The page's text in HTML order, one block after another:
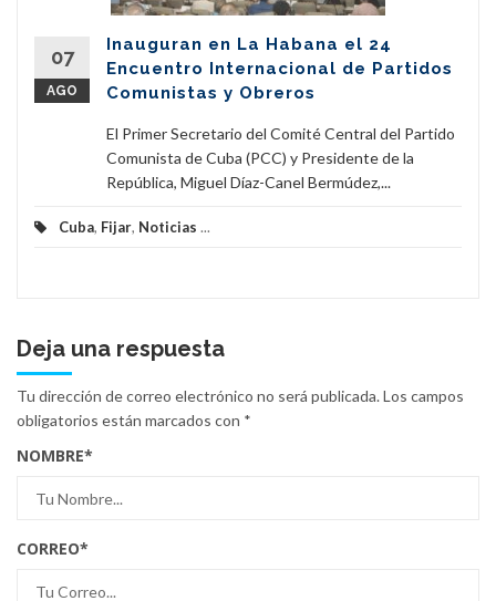
07
AGO
Inauguran en La Habana el 24
Encuentro Internacional de Partidos
Comunistas y Obreros
El Primer Secretario del Comité Central del Partido
Comunista de Cuba (PCC) y Presidente de la
República, Miguel Díaz-Canel Bermúdez,...
Cuba, Fijar, Noticias ...
Deja una respuesta
Tu dirección de correo electrónico no será publicada.Los campos
obligatorios están marcados con *
NOMBRE*
CORREO*